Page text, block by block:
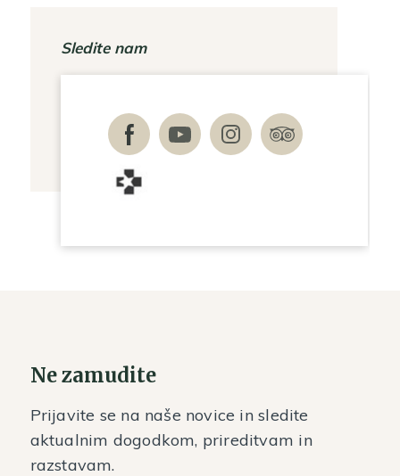
Sledite nam
Ne zamudite
Prijavite se na naše novice in sledite
aktualnim dogodkom, prireditvam in
razstavam.